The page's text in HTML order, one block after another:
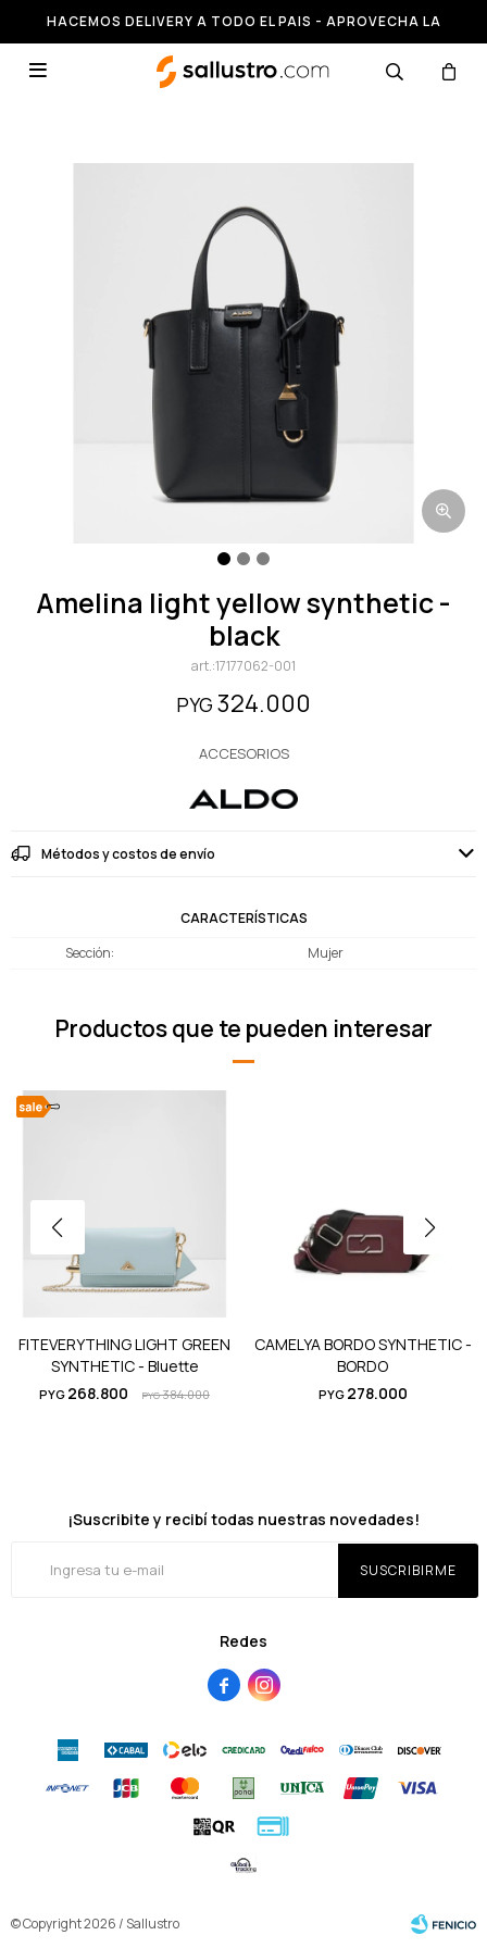
HACEMOS DELIVERY A TODO EL PAIS - APROVECHA LA
RUNNING HASTA 50% OFF

amelina light yellow synthetic -
black
17177062-001
PYG 324.000
ACCESORIOS
Métodos y costos de envío
CARACTERÍSTICAS
Sección
Mujer
Productos que te pueden interesar
FITEVERYTHING LIGHT GREEN
SYNTHETIC - Bluette
PYG 268.800 PYG384.000
CAMELYA BORDO SYNTHETIC -
BORDO
PYG 278.000
Redes
 
¡Suscribite y recibí todas nuestras novedades!
SUSCRIBIRME
© Copyright 2026 / Sallustro